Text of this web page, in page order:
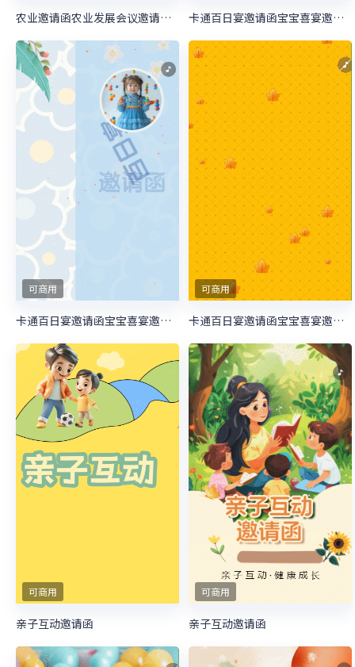
农业邀请函农业发展会议邀请函农业展望大会邀请函 卡通百日宴邀请函宝宝喜宴邀请函生日邀请函
可商用
卡通百日宴邀请函宝宝喜宴邀请函生日邀请函
可商用
卡通百日宴邀请函宝宝喜宴邀请函生日邀请函
可商用
亲子互动邀请函
可商用
亲子互动邀请函